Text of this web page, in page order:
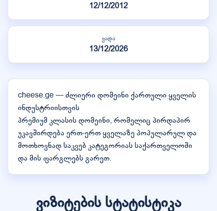
12/12/2012
ვადა
13/12/2026
cheese.ge — ძლიერი დომეინი ქართული ყველის
ინდუსტრიისთვის
პრემიუმ კლასის დომეინი, რომელიც პირდაპირ
უკავშირდება ერთ-ერთ ყველაზე პოპულარულ და
მოთხოვნად საკვებ კატეგორიას საქართველოში
და მის ფარგლებს გარეთ.
ვიზიტების სტატისტიკა